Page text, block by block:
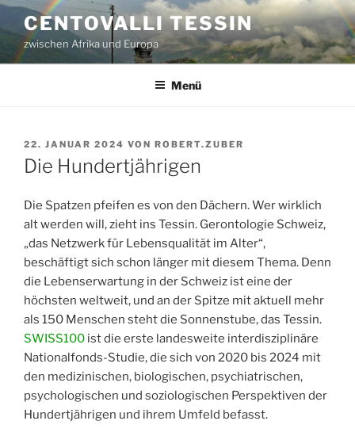
Zum
Inhalt
springen
CENTOVALLI TESSIN
zwischen Afrika und Europa
Menü
VERÖFFENTLICHT
AM
22. JANUAR 2024 VON ROBERT.ZUBER
Die Hundertjährigen
Die Spatzen pfeifen es von den Dächern. Wer wirklich
alt werden will, zieht ins Tessin. Gerontologie Schweiz,
„das Netzwerk für Lebensqualität im Alter“,
beschäftigt sich schon länger mit diesem Thema. Denn
die Lebenserwartung in der Schweiz ist eine der
höchsten weltweit, und an der Spitze mit aktuell mehr
als 150 Menschen steht die Sonnenstube, das Tessin.
SWISS100 ist die erste landesweite interdisziplinäre
Nationalfonds-Studie, die sich von 2020 bis 2024 mit
den medizinischen, biologischen, psychiatrischen,
psychologischen und soziologischen Perspektiven der
Hundertjährigen und ihrem Umfeld befasst.